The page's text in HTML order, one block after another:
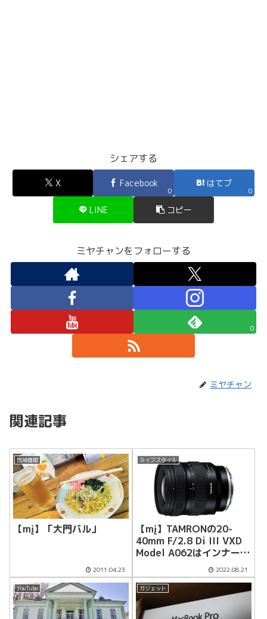
シェアする
X Facebook
0
はてブ
0
LINE コピー
ミヤチャンをフォローする
0
ミヤチャン
関連記事
地域情報
【mį】「大門バル」
2011.04.23
ライフスタイル
【mį】TAMRONの20-
40mm F/2.8 Di III VXD
Model A062はインナーズ
2022.08.21
YouTube ガジェット